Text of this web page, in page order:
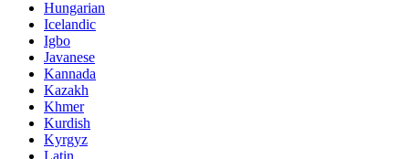
Hungarian
Icelandic
Igbo
Javanese
Kannada
Kazakh
Khmer
Kurdish
Kyrgyz
Latin